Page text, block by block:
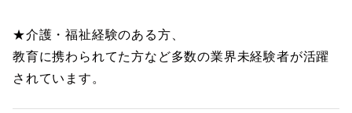
★介護・福祉経験のある方、
教育に携わられてた方など多数の業界未経験者が活躍
されています。